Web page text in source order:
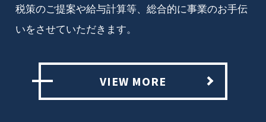
税策のご提案や給与計算等、総合的に事業のお手伝
いをさせていただきます。
VIEW MORE